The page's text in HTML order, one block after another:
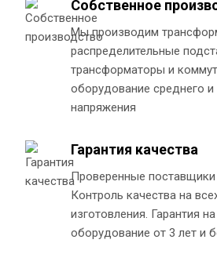
Собственное
Мы производим
распределительные
трансформаторы и
оборудование среднего и
напряжения
Гарантия качества
Проверенные поставщики
Контроль качества на
изготовления. Гарантия
оборудование от 3 лет и